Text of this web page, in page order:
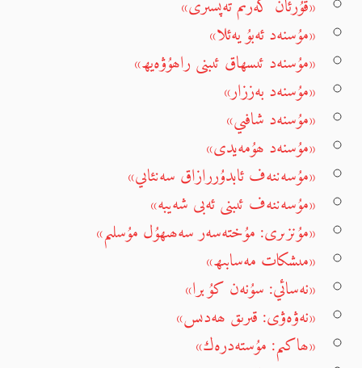
«قۇرئان كەرىم تەپسىرى»
«مۇسنەد ئەبۇ يەئلا»
«مۇسنەد ئىسھاق ئىبنى راھۇۋەيھ»
«مۇسنەد بەززار»
«مۇسنەد شافىي»
«مۇسنەد ھۇمەيدى»
«مۇسەننەف ئابدۇررازاق سەنئاىي»
«مۇسەننەف ئىبنى ئەبى شەيبە»
«مۇنزىرى: مۇختەسەر سەھىھۇل مۇسلىم»
«مىشكات مەسابىھ»
«نەسائي: سۇنەن كۇبرا»
«نەۋەۋى: قىرىق ھەدىس»
«ھاكىم: مۇستەدرەك»